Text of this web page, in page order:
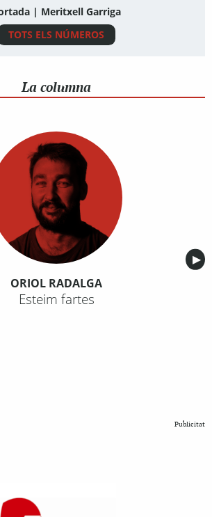
| Meritxell Garriga
TOTS ELS NÚMEROS
La columna
▶︎
ORIOL RADALGA
Esteim fartes
Publicitat